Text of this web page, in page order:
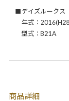
■デイズルークス
年式：
型式：B21A
商品詳細